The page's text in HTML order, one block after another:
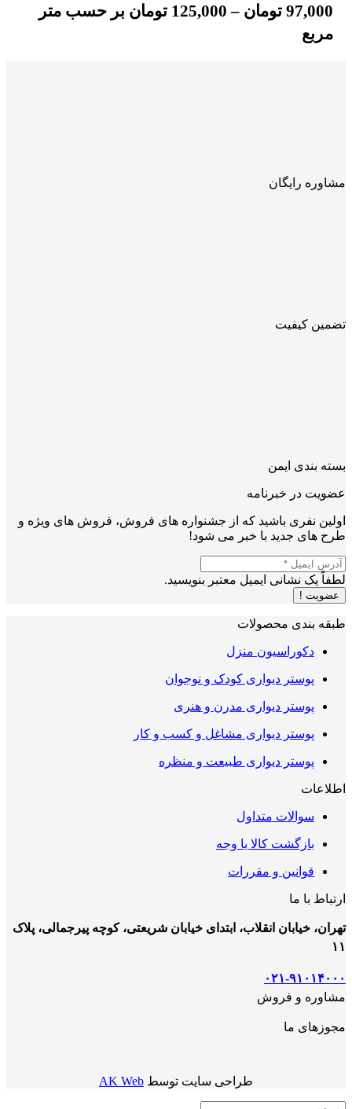
97,000 تومان –
125,000 تومان بر حسب متر
مربع
مشاوره رایگان
تضمین کیفیت
بسته بندی ایمن
عضویت در خبرنامه
اولین نفری باشید که از جشنواره های فروش، فروش های ویژه و
طرح های جدید با خبر می شود!
لطفاً یک نشانی ایمیل معتبر بنویسید.
عضویت !
طبقه بندی محصولات
دکوراسیون منزل
پوستر دیواری کودک و نوجوان
پوستر دیواری مدرن و هنری
پوستر دیواری مشاغل و کسب و کار
پوستر دیواری طبیعت و منظره
اطلاعات
سوالات متداول
بازگشت کالا یا وجه
قوانین و مقررات
ارتباط با ما
تهران، خیابان انقلاب، ابتدای خیابان شریعتی، کوچه پیرجمالی، پلاک
۱۱
۰۲۱-۹۱۰۱۴۰۰۰
مشاوره و فروش
مجوزهای ما
طراحی سایت توسط AK Web